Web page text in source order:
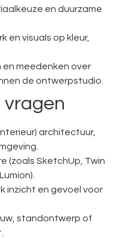
en duurzame
en visuals op kleur,
en meedenken over
de ontwerpstudio.
vragen
architectuur,
(zoals SketchUp, Twin
inzicht en gevoel voor
standontwerp of